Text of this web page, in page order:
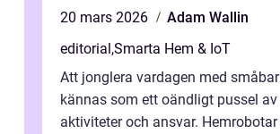
20 mars 2026
Adam Wallin
editorial,Smarta Hem & IoT
Att jonglera vardagen med
kännas som ett oändligt pussel av
aktiviteter och ansvar.